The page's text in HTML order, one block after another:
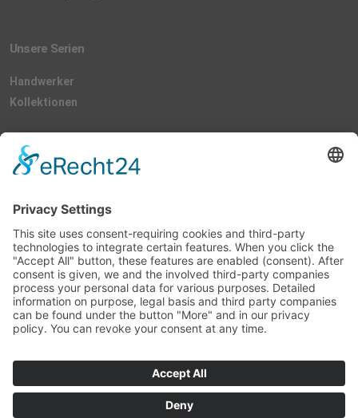
Unsere Serien
Handwerker
Kollektionen
Kontakt
Datenschutzerklärung
Allgemeine Geschäftsbedingungen